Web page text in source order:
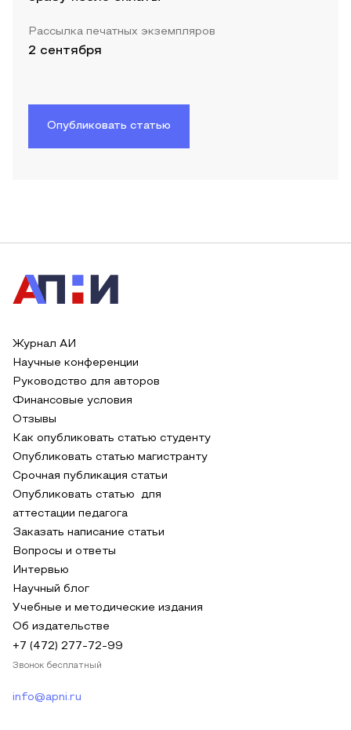
Рассылка печатных экземпляров
2 сентября
Опубликовать статью
Журнал АИ
Научные конференции
Руководство для авторов
Финансовые условия
Отзывы
Как опубликовать статью студенту
Опубликовать статью магистранту
Срочная публикация статьи
Опубликовать статью для
аттестации педагога
Заказать написание статьи
Вопросы и ответы
Интервью
Научный блог
Учебные и методические издания
Об издательстве
+7 (472) 277-72-99
Звонок бесплатный
info@apni.ru